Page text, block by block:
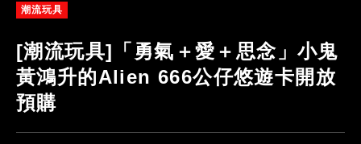
潮流玩具
[潮流玩具]「勇氣＋愛＋思念」小鬼
黃鴻升的Alien 666公仔悠遊卡開放
預購